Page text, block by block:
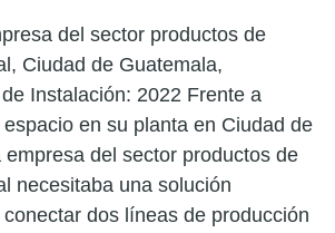
del sector productos de
Ciudad de Guatemala,
Instalación: 2022 Frente a
en su planta en Ciudad de
empresa del sector productos de
necesitaba una solución
dos líneas de producción